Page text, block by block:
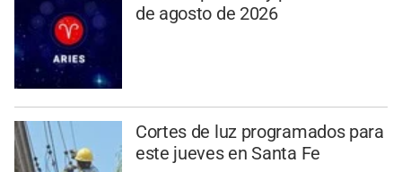
de agosto de 2026
Cortes de luz programados para
este jueves en Santa Fe